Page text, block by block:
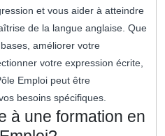
et vous aider à atteindre
de la langue anglaise. Que
améliorer votre
votre expression écrite,
Emploi peut être
besoins spécifiques.
à une formation en